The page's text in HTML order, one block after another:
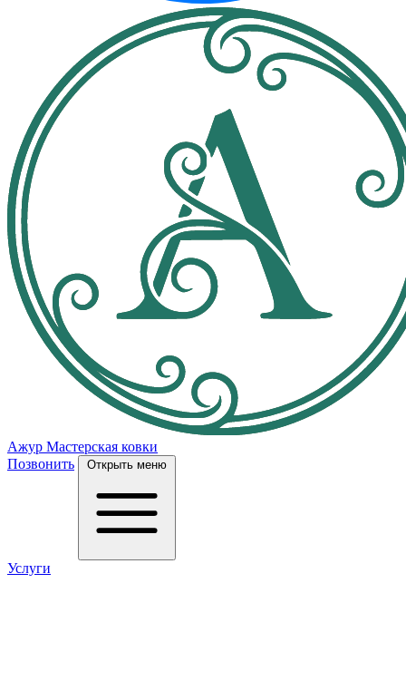
Ажур Мастерская ковки
Позвонить
Открыть меню
Услуги